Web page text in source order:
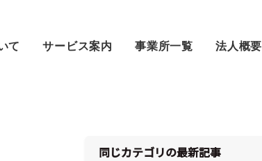
て サービス案内 事業所一覧 法人概要
同じカテゴリの最新記事